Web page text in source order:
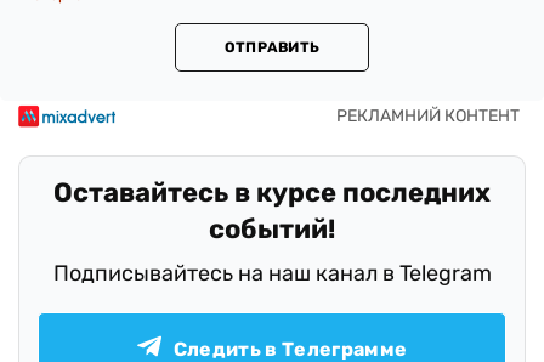
ОТПРАВИТЬ
Оставайтесь в курсе последних
событий!
Подписывайтесь на наш канал в Telegram
Следить в Телеграмме